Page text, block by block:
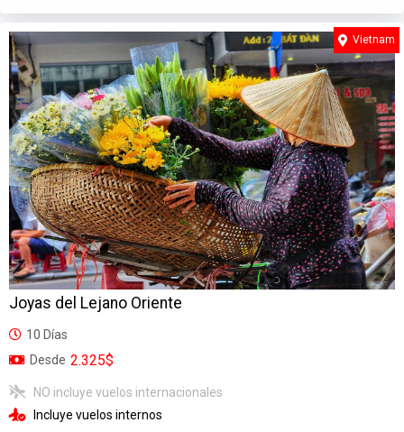
Joyas del Lejano Oriente
10 Días
Desde 2.325$
NO incluye vuelos internacionales
Incluye vuelos internos
Vietnam